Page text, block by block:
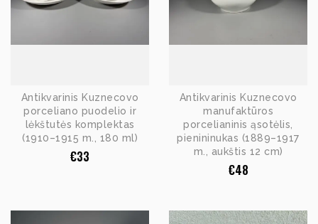
Antikvarinis Kuznecovo
porceliano puodelio ir
lėkštutės komplektas
(1910–1915 m., 180 ml)
€33
Antikvarinis Kuznecovo
manufaktūros
porcelianinis ąsotėlis,
pienininukas (1889–1917
m., aukštis 12 cm)
€48